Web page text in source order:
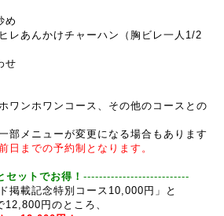
め
レあんかけチャーハン（胸ビレ一人1/2
せ
ワンホワンコース、その他のコースとの
部メニューが変更になる場合もあります
日までの予約制となります。
ットでお得！ ---------------------------
掲載記念特別コース10,000円」と
12,800円のところ、